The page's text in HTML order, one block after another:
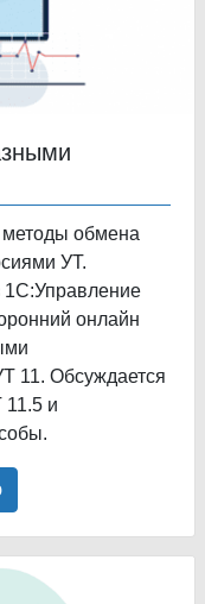
методы обмена
УТ.
1С:Управление
онлайн
11. Обсуждается
11.5 и